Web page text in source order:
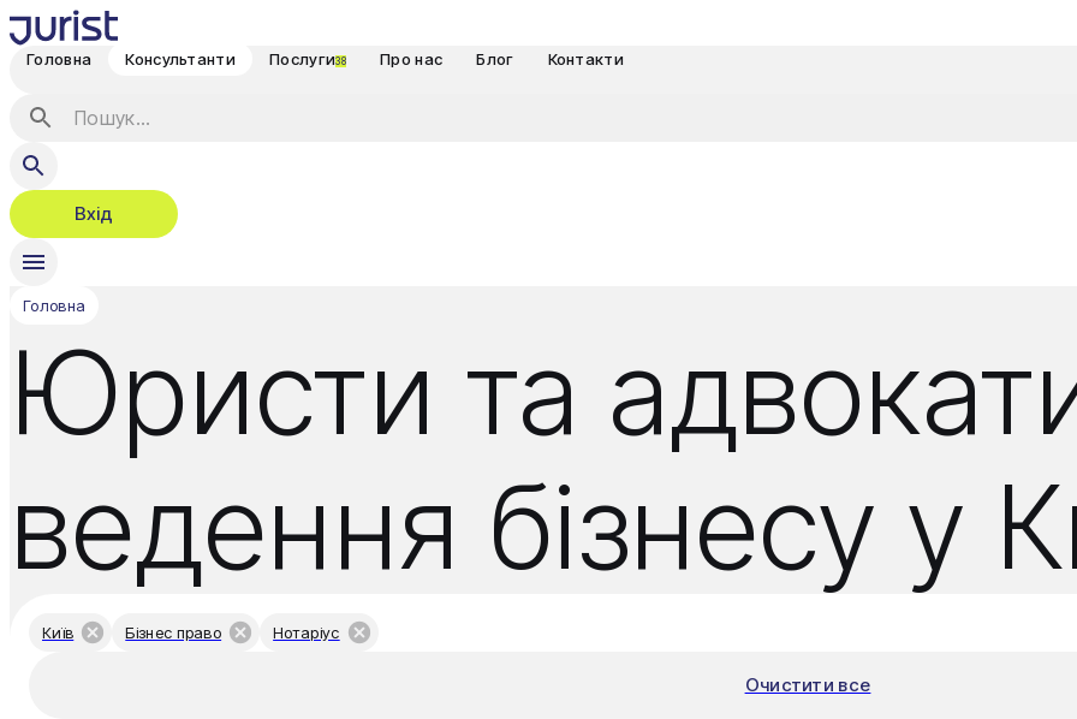
Головна Консультанти Послуги38 Про нас Блог Контакти
Вхід
Головна
Юристи та
ведення бізнесу у
Київ Бізнес право Нотаріус
Очистити все